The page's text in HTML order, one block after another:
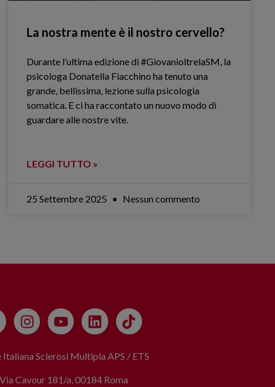
La nostra mente è il nostro cervello?
Durante l’ultima edizione di #GiovanioltrelaSM, la
psicologa Donatella Fiacchino ha tenuto una
grande, bellissima, lezione sulla psicologia
somatica. E ci ha raccontato un nuovo modo di
guardare alle nostre vite.
LEGGI TUTTO »
25 Settembre 2025 Nessun commento
Sclerosi Multipla APS / ETS
Cavour 181/a, 00184 Roma